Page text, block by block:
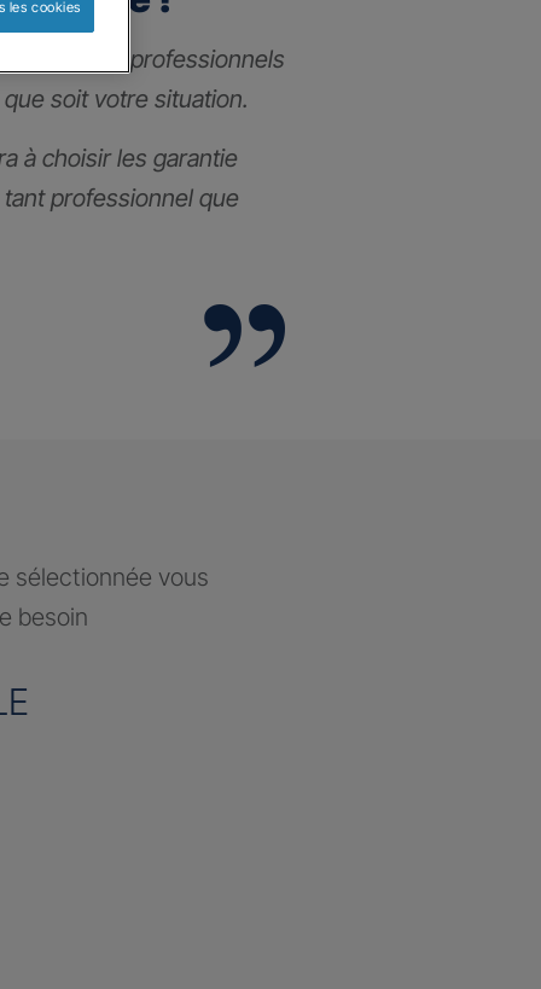
pour les professionnels
soit votre situation.
à choisir les garantie
professionnel que
sélectionnée vous
besoin
les cookies